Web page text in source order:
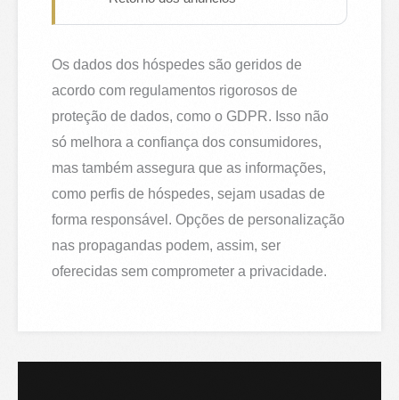
Os dados dos hóspedes são geridos de
acordo com regulamentos rigorosos de
proteção de dados, como o GDPR. Isso não
só melhora a confiança dos consumidores,
mas também assegura que as informações,
como perfis de hóspedes, sejam usadas de
forma responsável. Opções de personalização
nas propagandas podem, assim, ser
oferecidas sem comprometer a privacidade.